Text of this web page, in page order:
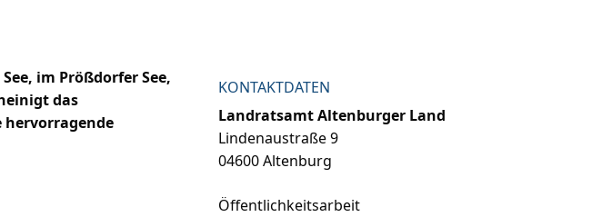
im Prößdorfer See,
das
hervorragende
KONTAKTDATEN
Landratsamt Altenburger Land
Lindenaustraße 9
04600 Altenburg
Öffentlichkeitsarbeit